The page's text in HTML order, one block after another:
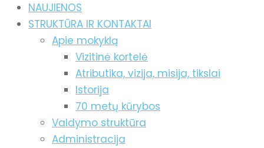
NAUJIENOS
STRUKTŪRA IR KONTAKTAI
Apie mokyklą
Vizitinė kortelė
Atributika, vizija, misija, tikslai
Istorija
70 metų kūrybos
Valdymo struktūra
Administracija